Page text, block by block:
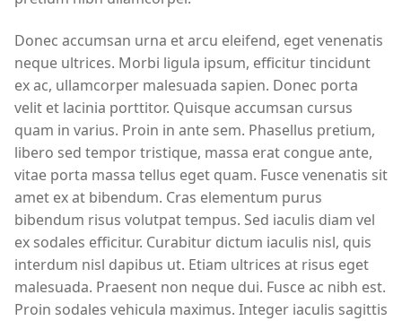
Donec accumsan urna et arcu eleifend, eget venenatis
neque ultrices. Morbi ligula ipsum, efficitur tincidunt
ex ac, ullamcorper malesuada sapien. Donec porta
velit et lacinia porttitor. Quisque accumsan cursus
quam in varius. Proin in ante sem. Phasellus pretium,
libero sed tempor tristique, massa erat congue ante,
vitae porta massa tellus eget quam. Fusce venenatis sit
amet ex at bibendum. Cras elementum purus
bibendum risus volutpat tempus. Sed iaculis diam vel
ex sodales efficitur. Curabitur dictum iaculis nisl, quis
interdum nisl dapibus ut. Etiam ultrices at risus eget
malesuada. Praesent non neque dui. Fusce ac nibh est.
Proin sodales vehicula maximus. Integer iaculis sagittis